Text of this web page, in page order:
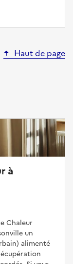
Haut de page
Chaleur
un
alimenté